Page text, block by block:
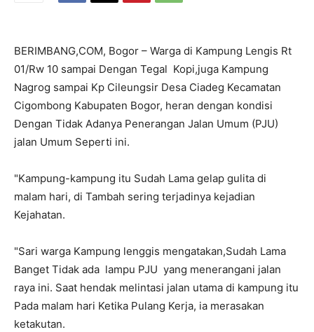
BERIMBANG,COM, Bogor – Warga di Kampung Lengis Rt
01/Rw 10 sampai Dengan Tegal Kopi,juga Kampung
Nagrog sampai Kp Cileungsir Desa Ciadeg Kecamatan
Cigombong Kabupaten Bogor, heran dengan kondisi
Dengan Tidak Adanya Penerangan Jalan Umum (PJU)
jalan Umum Seperti ini.
"Kampung-kampung itu Sudah Lama gelap gulita di
malam hari, di Tambah sering terjadinya kejadian
Kejahatan.
"Sari warga Kampung lenggis mengatakan,Sudah Lama
Banget Tidak ada lampu PJU yang menerangani jalan
raya ini. Saat hendak melintasi jalan utama di kampung itu
Pada malam hari Ketika Pulang Kerja, ia merasakan
ketakutan.